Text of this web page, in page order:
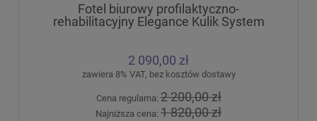
Fotel biurowy profilaktyczno-
rehabilitacyjny Elegance Kulik System
2 090,00 zł
zawiera 8% VAT, bez kosztów dostawy
Cena regularna:2 200,00 zł
Najniższa cena: 1 820,00 zł